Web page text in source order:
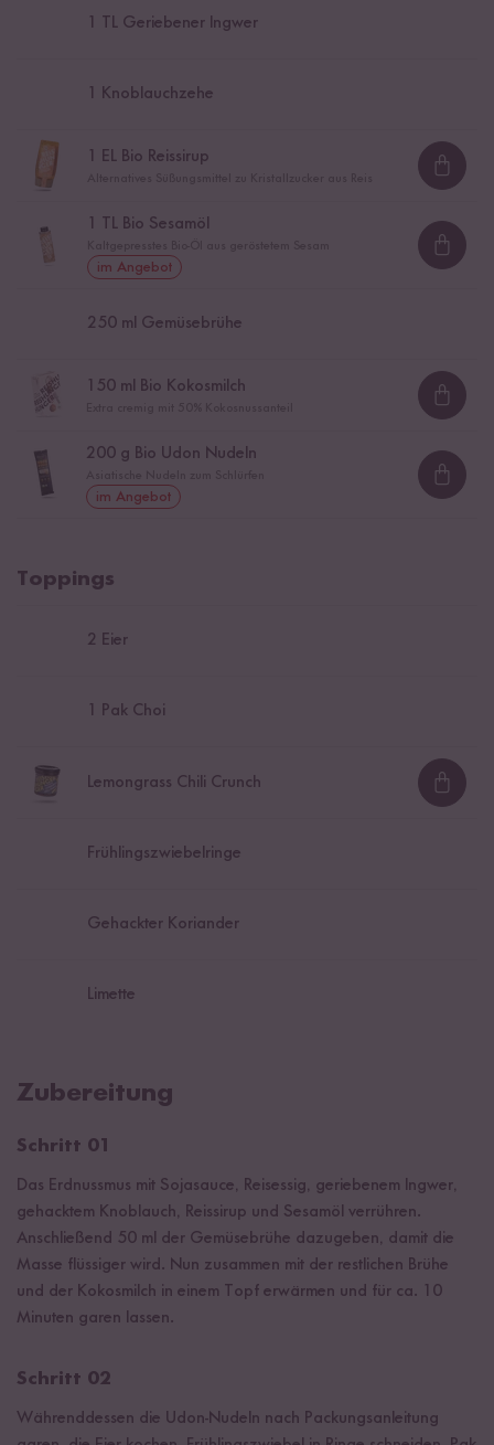
TL Geriebener Ingwer
Knoblauchzehe
1 EL Bio Reissirup
1 TL Bio Sesamöl
im Angebot
250 ml Gemüsebrühe
150 ml Bio Kokosmilch
200 g Bio Udon Nudeln
im Angebot
Toppings
2 Eier
Pak Choi
Lemongrass Chili Crunch
Frühlingszwiebelringe
Gehackter Koriander
Limette
Zubereitung
Schritt 01
Das Erdnussmus mit Sojasauce, Reisessig, geriebenem Ingwer,
gehacktem Knoblauch, Reissirup und Sesamöl verrühren.
Anschließend 50 ml der Gemüsebrühe dazugeben, damit die
Masse flüssiger wird. Nun zusammen mit der restlichen Brühe
und der Kokosmilch in einem Topf erwärmen und für ca. 10
Minuten garen lassen.
Schritt 02
Währenddessen die Udon-Nudeln nach Packungsanleitung